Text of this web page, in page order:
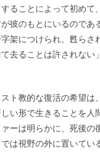
ることによって初めて
彼のもとにいるのであ
架につけられ、甦らさ
去ることは許されない
ト教的な復活の希望は
い形で生きることを人
ーは明らかに、死後の
は視野の外に置いてい